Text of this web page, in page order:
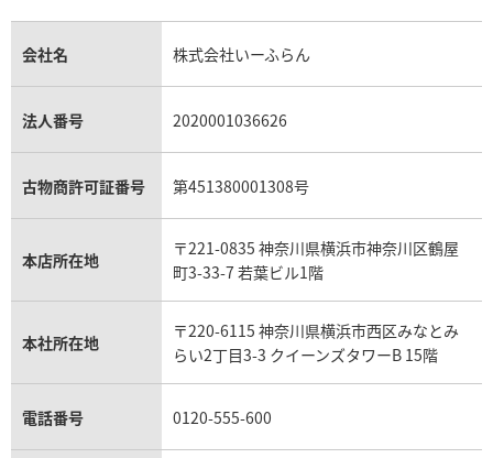
金貨買取
貴金属買取
銀・シルバー買取
パラジウム買取
トパーズ買取
タンザナイト買取
キャッツアイ買取
アクアマリン買取
パテック フィリップノーチラス買取
ヴァシュロン・コンスタンタン買取
オメガ買取
カルティエ買取
フランク ミュラー買取
リシャール・ミル買取
パネライ買取
チューダー（チュードル）買取
シャネル マトラッセ買取
セリーヌ買取
プラダ買取
ショーメ買取
ダミアーニ買取
モーブッサン買取
会社名 株式会社いーふらん
法人番号 2020001036626
古物商許可証番号 第451380001308号
本店所在地
〒221-0835 神奈川県横浜市神奈川区鶴屋
町3-33-7 若葉ビル1階
本社所在地
〒220-6115 神奈川県横浜市西区みなとみ
らい2丁目3-3 クイーンズタワーB 15階
電話番号 0120-555-600